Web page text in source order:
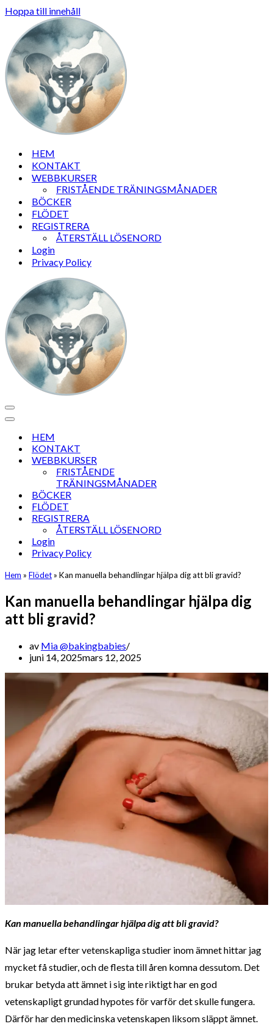
Hoppa till innehåll
HEM
KONTAKT
WEBBKURSER
FRISTÅENDE TRÄNINGSMÅNADER
BÖCKER
FLÖDET
REGISTRERA
ÅTERSTÄLL LÖSENORD
Login
Privacy Policy
Navigeringsmeny
Navigeringsmeny
HEM
KONTAKT
WEBBKURSER
FRISTÅENDE
TRÄNINGSMÅNADER
BÖCKER
FLÖDET
REGISTRERA
ÅTERSTÄLL LÖSENORD
Login
Privacy Policy
Hem » Flödet» Kan manuella behandlingar hjälpa dig att bli gravid?
Kan manuella behandlingar hjälpa dig
att bli gravid?
av Mia @bakingbabies
juni 14, 2025mars 12, 2025
Kan manuella behandlingar hjälpa dig att bli gravid?
När jag letar efter vetenskapliga studier inom ämnet hittar jag
mycket få studier, och de flesta till åren komna dessutom. Det
brukar betyda att ämnet i sig inte riktigt har en god
vetenskapligt grundad hypotes för varför det skulle fungera.
Därför har den medicinska vetenskapen liksom släppt ämnet.